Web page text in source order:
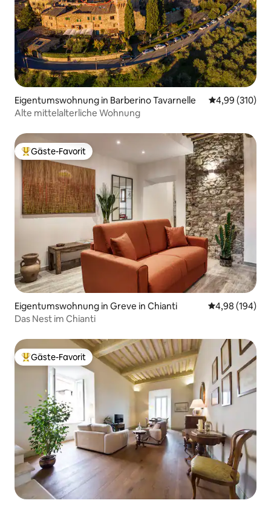
Eigentumswohnung in Barberino Tavarnelle
4,99 (310)
Alte mittelalterliche Wohnung
Beliebter Gäste-Favorit.
Gäste-Favorit
Eigentumswohnung in Greve in Chianti
4,98 (194)
Das Nest im Chianti
Beliebter Gäste-Favorit.
Gäste-Favorit